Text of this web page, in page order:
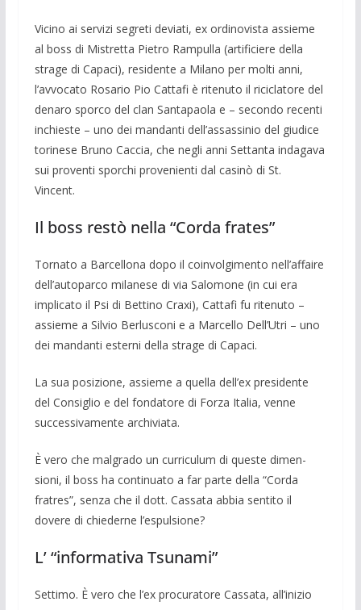
Vicino ai servizi segreti deviati, ex ordi­novista assieme
al boss di Mistretta Pietro Rampulla (artificiere della
strage di Capa­ci), residente a Milano per molti anni,
l’avvocato Rosario Pio Cattafi è ritenuto il riciclatore del
denaro sporco del clan San­tapaola e – secondo recenti
inchieste – uno dei mandanti dell’assassinio del giu­dice
torinese Bruno Caccia, che negli anni Settanta indagava
sui proventi sporchi provenienti dal casinò di St.
Vincent.
Il boss restò nella “Corda frates”
Tor­nato a Barcellona dopo il coinvolgi­mento nell’affaire
dell’autoparco milanese di via Salomone (in cui era
implicato il Psi di Bettino Craxi), Cattafi fu ritenuto –
assie­me a Silvio Berlusconi e a Marcello Dell’Utri – uno
dei mandanti esterni della strage di Capaci.
La sua posizione, assie­me a quella dell’ex presidente
del Consi­glio e del fon­datore di Forza Italia, venne
successiva­mente archiviata.
È vero che malgrado un curriculum di queste dimen­
sioni, il boss ha continuato a far parte del­la “Corda
fratres”, senza che il dott. Cas­sata abbia sentito il
dovere di chiederne l’espulsione?
L’ “informativa Tsunami”
Settimo. È vero che l’ex procuratore Cassata, all’inizio